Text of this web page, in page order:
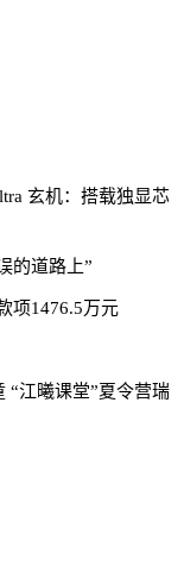
玄机：搭载独显芯
的道路上”
项1476.5万元
“江曦课堂”夏令营瑞